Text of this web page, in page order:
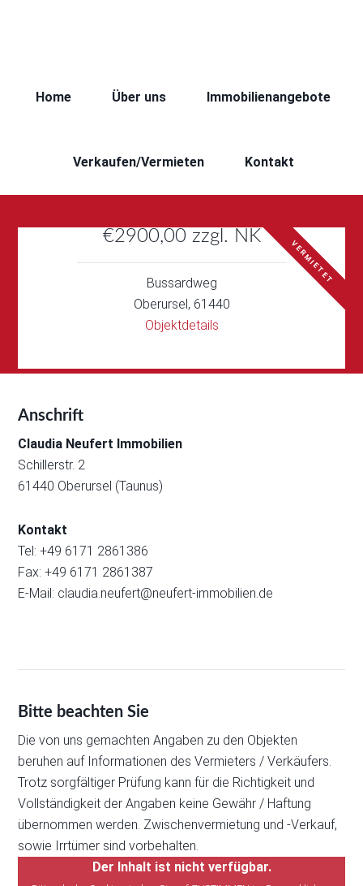
Home Über uns Immobilienangebote
Verkaufen/Vermieten Kontakt
€2900,00 zzgl. NK
VERMIETET
Bussardweg
Oberursel, 61440
Objektdetails
Anschrift
Claudia Neufert Immobilien
Schillerstr. 2
61440 Oberursel (Taunus)
Kontakt
Tel: +49 6171 2861386
Fax: +49 6171 2861387
E-Mail: claudia.neufert@neufert-immobilien.de
Bitte beachten Sie
Die von uns gemachten Angaben zu den Objekten
beruhen auf Informationen des Vermieters / Verkäufers.
Trotz sorgfältiger Prüfung kann für die Richtigkeit und
Vollständigkeit der Angaben keine Gewähr / Haftung
übernommen werden. Zwischenvermietung und -Verkauf,
sowie Irrtümer sind vorbehalten.
Der Inhalt ist nicht verfügbar.